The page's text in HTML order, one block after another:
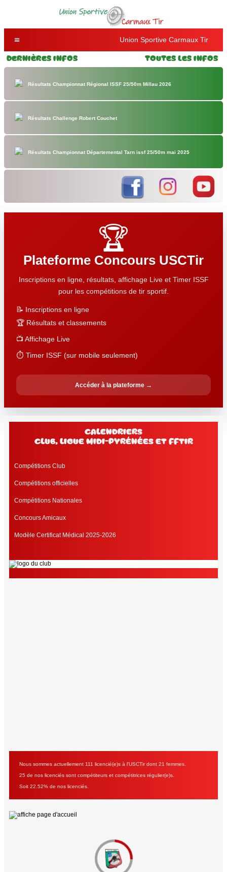
Union Sportive Carmaux Tir
Dernières Infos Toutes les Infos
Résultats Championnat Régional ISSF 25/50m Millau 2026
Résultats Challenge Robert Couchet
Résultats Championnat Départemental Tarn issf 25/50m mai 2025
🏆
Plateforme Concours USCTir
Inscriptions en ligne, résultats, affichage Live et Timer ISSF
pour les compétitions de tir sportif.
📝 Inscriptions en ligne
🏆 Résultats et classements
📺 Affichage Live
⏱️ Timer ISSF (sur mobile seulement)
Accéder à la plateforme →
Calendriers
club, Ligue Midi-Pyrénées et FFtir
Compétitions Club
Compétitions officielles
Compétitions Nationales
Concours Amicaux
Modèle Certificat Médical 2025-2026
Nous sommes actuellement 111 licencié(e)s à l'USCTir dont 21 femmes.
25 de nos licenciés sont compétiteurs et compétitrices régulier(e)s.
Soit 22.52% de nos licenciés.